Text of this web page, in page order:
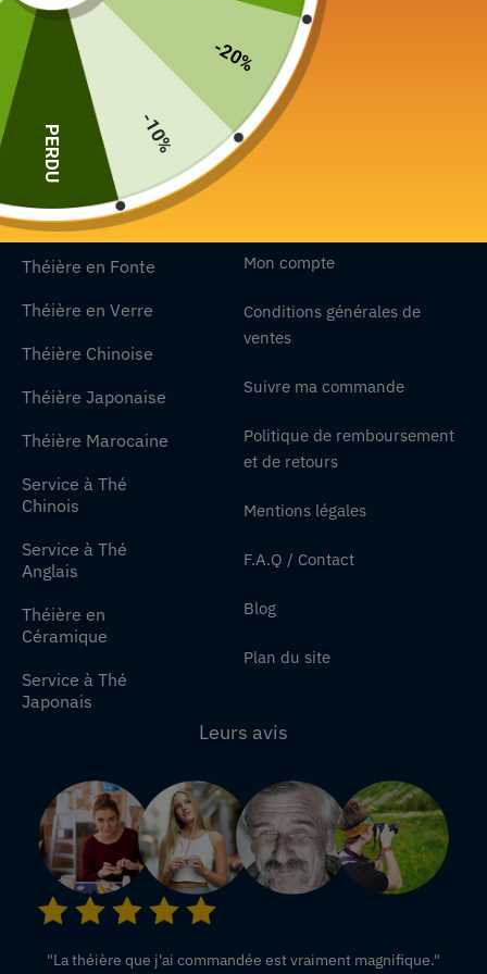
Djinn tea propose un large choix de produit,
forcément la théière qui vous convient.
Contactez-nous
Nos collections
Théière en Fonte
Théière en Verre
Théière Chinoise
Théière Japonaise
Théière Marocaine
Service à Thé
Chinois
Service à Thé
Anglais
Théière en
Céramique
Service à Thé
Japonais
Mon compte
Conditions générales de
ventes
Suivre ma commande
Politique de remboursement
et de retours
Mentions légales
F.A.Q / Contact
Blog
Plan du site
Leurs avis
"La théière que j'ai commandée est vraiment magnifique."
-20%
-10%
PERDU